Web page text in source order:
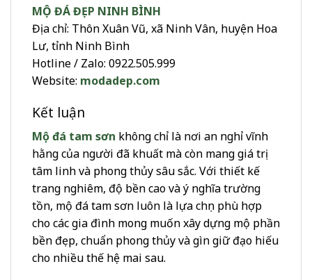
MỘ ĐÁ ĐẸP NINH BÌNH
Địa chỉ: Thôn Xuân Vũ, xã Ninh Vân, huyện Hoa
Lư, tỉnh Ninh Bình
Hotline / Zalo: 0922.505.999
Website: modadep.com
Kết luận
Mộ đá tam sơn không chỉ là nơi an nghỉ vĩnh
hằng của người đã khuất mà còn mang giá trị
tâm linh và phong thủy sâu sắc. Với thiết kế
trang nghiêm, độ bền cao và ý nghĩa trường
tồn, mộ đá tam sơn luôn là lựa chọn phù hợp
cho các gia đình mong muốn xây dựng mộ phần
bền đẹp, chuẩn phong thủy và gìn giữ đạo hiếu
cho nhiều thế hệ mai sau.